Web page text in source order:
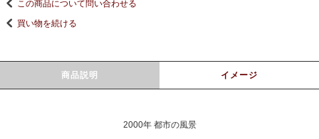
この商品について問い合わせる
買い物を続ける
商品説明 イメージ
2000年 都市の風景